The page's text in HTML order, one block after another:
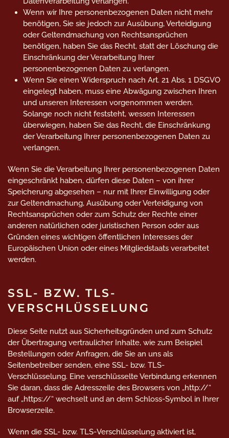
Wenn wir Ihre personenbezogenen Daten nicht mehr
benötigen, Sie sie jedoch zur Ausübung, Verteidigung
oder Geltendmachung von Rechtsansprüchen
benötigen, haben Sie das Recht, statt der Löschung die
Einschränkung der Verarbeitung Ihrer
personenbezogenen Daten zu verlangen.
Wenn Sie einen Widerspruch nach Art. 21 Abs. 1 DSGVO
eingelegt haben, muss eine Abwägung zwischen Ihren
und unseren Interessen vorgenommen werden.
Solange noch nicht feststeht, wessen Interessen
überwiegen, haben Sie das Recht, die Einschränkung
der Verarbeitung Ihrer personenbezogenen Daten zu
verlangen.
Wenn Sie die Verarbeitung Ihrer personenbezogenen Daten
eingeschränkt haben, dürfen diese Daten – von ihrer
Speicherung abgesehen – nur mit Ihrer Einwilligung oder
zur Geltendmachung, Ausübung oder Verteidigung von
Rechtsansprüchen oder zum Schutz der Rechte einer
anderen natürlichen oder juristischen Person oder aus
Gründen eines wichtigen öffentlichen Interesses der
Europäischen Union oder eines Mitgliedstaats verarbeitet
werden.
SSL- BZW. TLS-
VERSCHLÜSSELUNG
Diese Seite nutzt aus Sicherheitsgründen und zum Schutz
der Übertragung vertraulicher Inhalte, wie zum Beispiel
Bestellungen oder Anfragen, die Sie an uns als
Seitenbetreiber senden, eine SSL- bzw. TLS-
Verschlüsselung. Eine verschlüsselte Verbindung erkennen
Sie daran, dass die Adresszeile des Browsers von „http://“
auf „https://“ wechselt und an dem Schloss-Symbol in Ihrer
Browserzeile.
Wenn die SSL- bzw. TLS-Verschlüsselung aktiviert ist,